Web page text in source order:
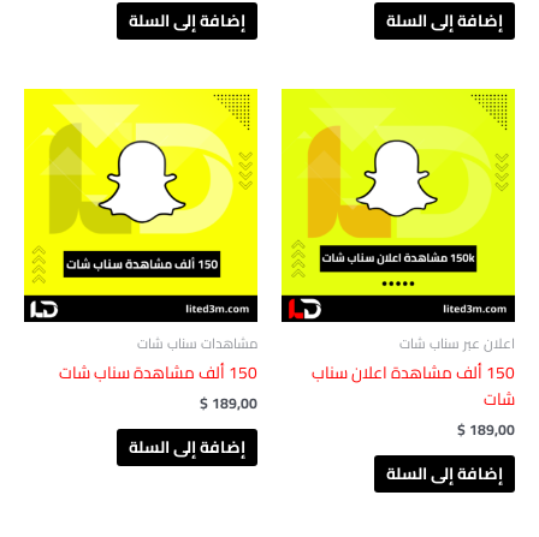
إضافة إلى السلة إضافة إلى السلة
اعلان عبر سناب شات
150 ألف مشاهدة اعلان سناب
شات
$189,00
إضافة إلى السلة
مشاهدات سناب شات
150 ألف مشاهدة ‏‏سناب شات
$189,00
إضافة إلى السلة